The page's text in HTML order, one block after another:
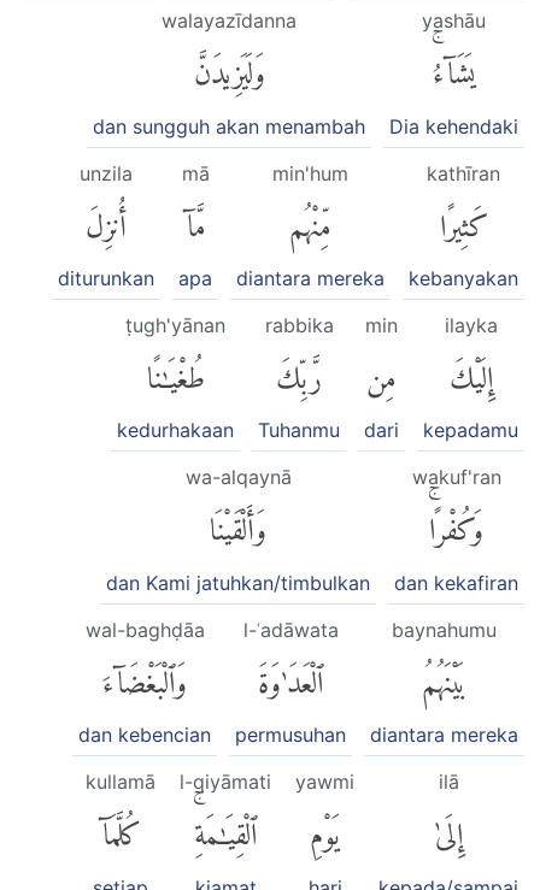
yashāu
يَشَآءُۚ
Dia kehendaki
walayazīdanna
وَلَيَزِيدَنَّ
dan sungguh akan menambah
kathīran
كَثِيرًا
kebanyakan
min'hum
مِّنْهُم
diantara mereka
mā
مَّآ
apa
unzila
أُنزِلَ
diturunkan
ilayka
إِلَيْكَ
kepadamu
min
مِن
dari
rabbika
رَّبِّكَ
Tuhanmu
ṭugh'yānan
طُغْيَٰنًا
kedurhakaan
wakuf'ran
وَكُفْرًاۚ
dan kekafiran
wa-alqaynā
وَأَلْقَيْنَا
dan Kami jatuhkan/timbulkan
baynahumu
بَيْنَهُمُ
diantara mereka
l-ʿadāwata
ٱلْعَدَٰوَةَ
permusuhan
wal-baghḍāa
وَٱلْبَغْضَآءَ
dan kebencian
ilā
إِلَىٰ
yawmi
يَوْمِ
l-qiyāmati
ٱلْقِيَٰمَةِۚ
kullamā
كُلَّمَآ